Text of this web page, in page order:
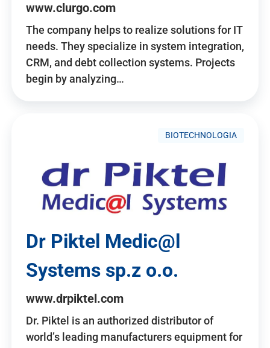
www.clurgo.com
The company helps to realize solutions for IT
needs. They specialize in system integration,
CRM, and debt collection systems. Projects
begin by analyzing…
BIOTECHNOLOGIA
Dr Piktel Medic@l
Systems sp.z o.o.
www.drpiktel.com
Dr. Piktel is an authorized distributor of
world’s leading manufacturers equipment for